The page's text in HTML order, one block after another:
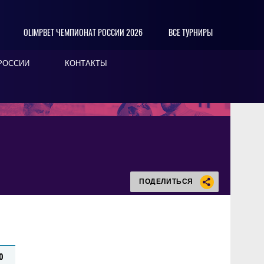
OLIMPBET ЧЕМПИОНАТ РОССИИ 2026 ВСЕ ТУРНИРЫ
КОНТАКТЫ
ПОДЕЛИТЬСЯ